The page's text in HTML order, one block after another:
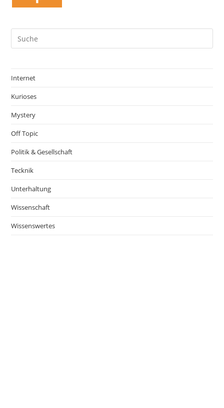
Internet
Kurioses
Mystery
Off Topic
Politik & Gesellschaft
Tecknik
Unterhaltung
Wissenschaft
Wissenswertes